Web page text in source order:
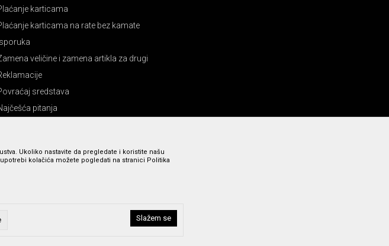
karticama
karticama na rate bez kamate
veličine i zamena artikla za drugi
sredstava
pitanja
da su sve informacije kompletne i bez grešaka. Svi prikazani artikli su deo naše ponude i ne
Ukoliko nastavite da pregledate i koristite našu
kolačića možete pogledati na stranici Politika
Slažem se